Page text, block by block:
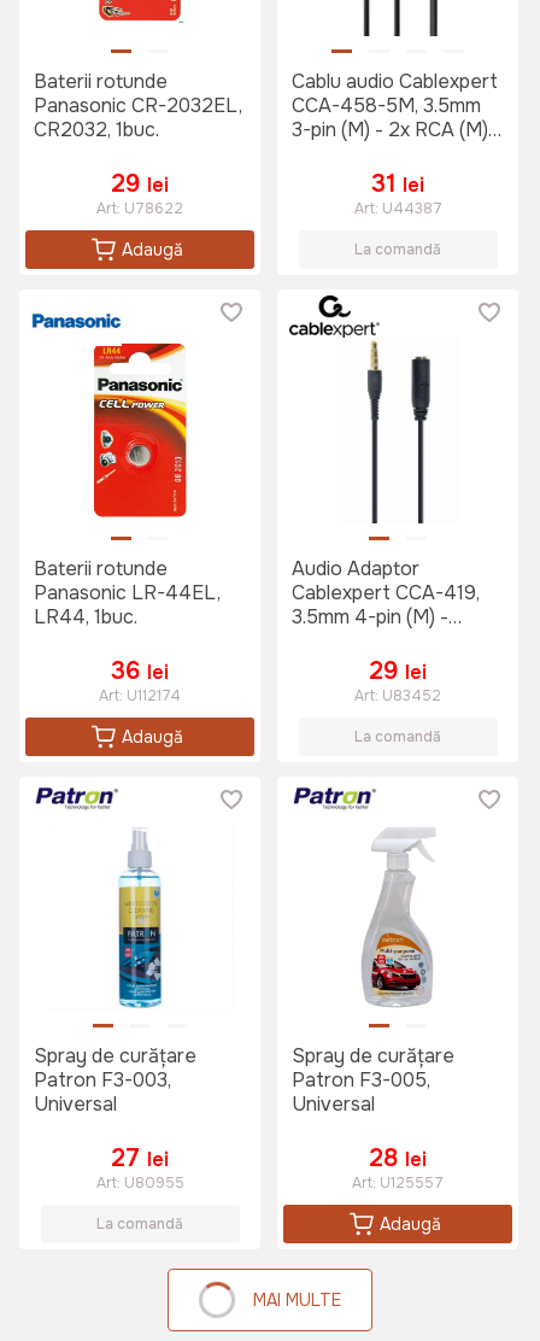
Baterii rotunde
Panasonic CR-2032EL,
CR2032, 1buc.
29 lei
Art: U78622
Adaugă
Cablu audio Cablexpert
CCA-458-5M, 3.5mm
3-pin (M) - 2x RCA (M),
31 lei
Art: U44387
La comandă
Baterii rotunde
Panasonic LR-44EL,
LR44, 1buc.
36 lei
Art: U112174
Adaugă
Audio Adaptor
Cablexpert CCA-419,
3.5mm 4-pin (M) -
29 lei
Art: U83452
La comandă
Spray de curățare
Patron F3-003,
Universal
27 lei
Art: U80955
La comandă
Spray de curățare
Patron F3-005,
Universal
28 lei
Art: U125557
Adaugă
MAI MULTE